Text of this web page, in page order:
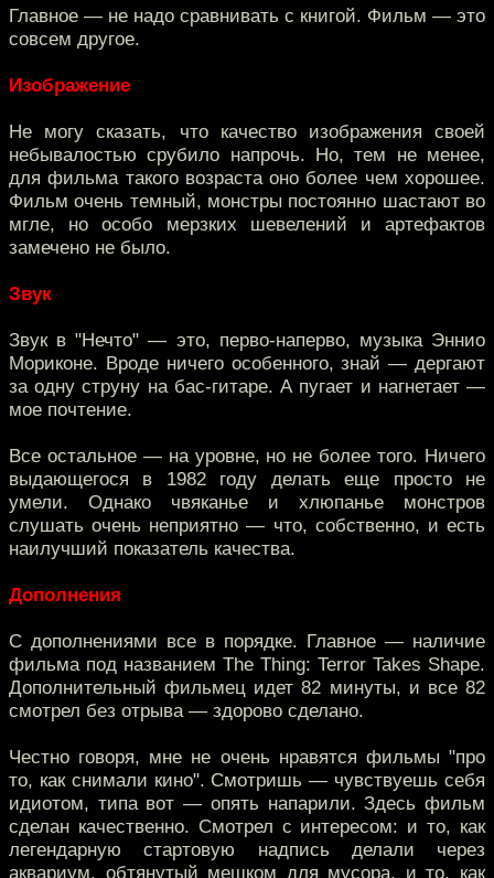
Главное — не надо сравнивать с книгой. Фильм — это
совсем другое.
Изображение
Не могу сказать, что качество изображения своей
небывалостью срубило напрочь. Но, тем не менее,
для фильма такого возраста оно более чем хорошее.
Фильм очень темный, монстры постоянно шастают во
мгле, но особо мерзких шевелений и артефактов
замечено не было.
Звук
Звук в "Нечто" — это, перво-наперво, музыка Эннио
Мориконе. Вроде ничего особенного, знай — дергают
за одну струну на бас-гитаре. А пугает и нагнетает —
мое почтение.
Все остальное — на уровне, но не более того. Ничего
выдающегося в 1982 году делать еще просто не
умели. Однако чвяканье и хлюпанье монстров
слушать очень неприятно — что, собственно, и есть
наилучший показатель качества.
Дополнения
С дополнениями все в порядке. Главное — наличие
фильма под названием The Thing: Terror Takes Shape.
Дополнительный фильмец идет 82 минуты, и все 82
смотрел без отрыва — здорово сделано.
Честно говоря, мне не очень нравятся фильмы "про
то, как снимали кино". Смотришь — чувствуешь себя
идиотом, типа вот — опять напарили. Здесь фильм
сделан качественно. Смотрел с интересом: и то, как
легендарную стартовую надпись делали через
аквариум, обтянутый мешком для мусора, и то, как